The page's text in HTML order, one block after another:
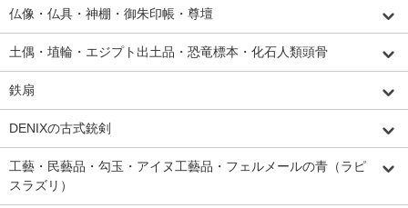
仏像・仏具・神棚・御朱印帳・尊壇
土偶・埴輪・エジプト出土品・恐竜標本・化石人類頭骨
鉄扇
DENIXの古式銃剣
工藝・民藝品・勾玉・アイヌ工藝品・フェルメールの青（ラピ
スラズリ）